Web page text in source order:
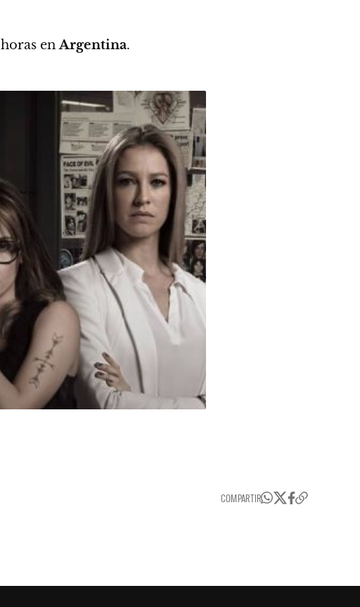
horas enArgentina.
COMPARTIR